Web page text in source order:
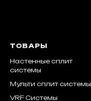
ТОВАРЫ
Настенные сплит
системы
Мульти сплит системы
VRF Системы